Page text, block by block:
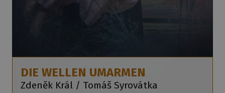
DIE WELLEN UMARMEN
Zdeněk Král / Tomáš Syrovátka